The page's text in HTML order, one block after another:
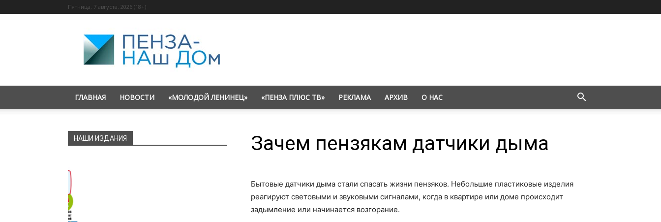
Пятница, 7 августа, 2026 (18+)
«Пенза
—
наш
дом»
ГЛАВНАЯ НОВОСТИ «МОЛОДОЙ ЛЕНИНЕЦ» «ПЕНЗА ПЛЮС ТВ» РЕКЛАМА АРХИВ О НАС
Зачем пензякам датчики дыма
Бытовые датчики дыма стали спасать жизни пензяков. Небольшие пластиковые изделия
реагируют световыми и звуковыми сигналами, когда в квартире или доме происходит
задымление или начинается возгорание.
НАШИ ИЗДАНИЯ